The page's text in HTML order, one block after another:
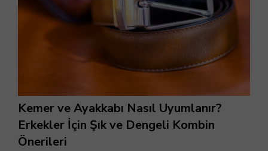
Kemer ve Ayakkabı Nasıl Uyumlanır?
Erkekler İçin Şık ve Dengeli Kombin
Önerileri